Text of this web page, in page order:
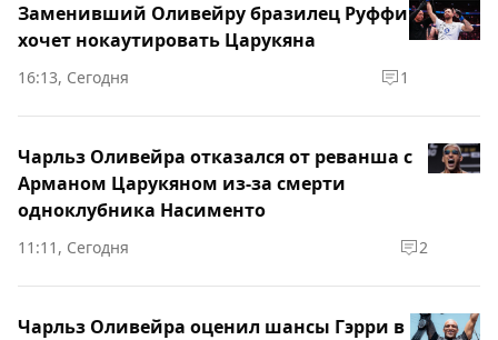
Заменивший Оливейру бразилец Руффи
хочет нокаутировать Царукяна
16:13, Сегодня 1
Чарльз Оливейра отказался от реванша с
Арманом Царукяном из-за смерти
одноклубника Насименто
11:11, Сегодня 2
Чарльз Оливейра оценил шансы Гэрри в